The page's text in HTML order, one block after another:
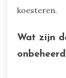
Regelmatige
Tekenen
verhoogde
mogelijke